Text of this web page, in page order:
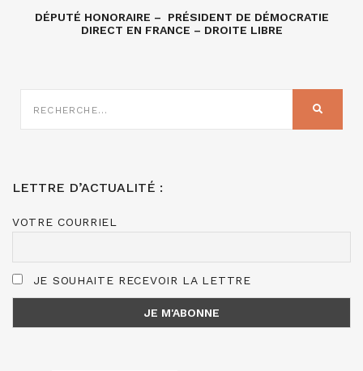
DÉPUTÉ HONORAIRE – PRÉSIDENT DE DÉMOCRATIE
DIRECT EN FRANCE – DROITE LIBRE
SUR
LETTRE D’ACTUALITÉ :
VOTRE COURRIEL
JE SOUHAITE RECEVOIR LA LETTRE